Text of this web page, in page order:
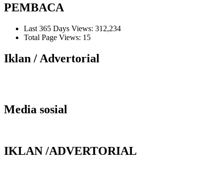
PEMBACA
Last 365 Days Views: 312,234
Total Page Views: 15
Iklan / Advertorial
Media sosial
IKLAN /ADVERTORIAL